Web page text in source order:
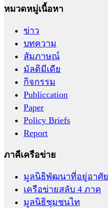
หมวดหมู่เนื้อหา
ข่าว
บทความ
สัมภาษณ์
มัลติมีเดีย
กิจกรรม
Publiccation
Paper
Policy Briefs
Report
ภาคีเครือข่าย
มูลนิธิพัฒนาที่อยู่อาศัย
เครือข่ายสลับ 4 ภาค
มูลนิธิชุมชนไท